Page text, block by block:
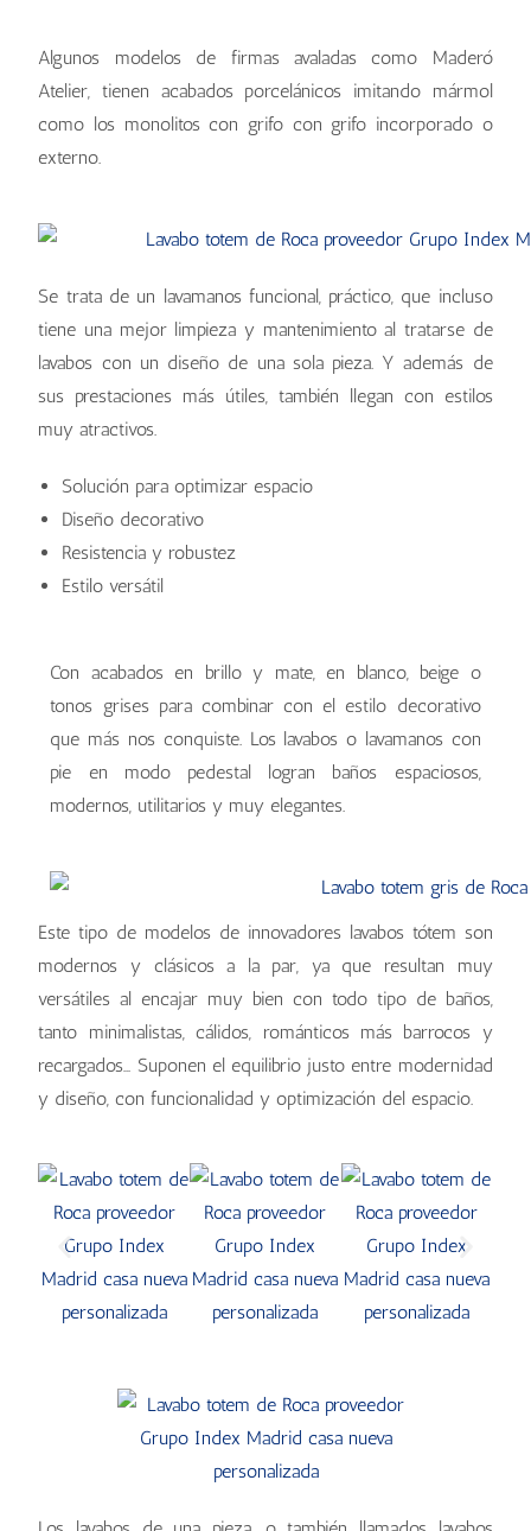
Algunos modelos de firmas avaladas como Maderó
Atelier, tienen acabados porcelánicos imitando mármol
como los monolitos con grifo con grifo incorporado o
externo.
Se trata de un lavamanos funcional, práctico, que incluso
tiene una mejor limpieza y mantenimiento al tratarse de
lavabos con un diseño de una sola pieza. Y además de
sus prestaciones más útiles, también llegan con estilos
muy atractivos.
Solución para optimizar espacio
Diseño decorativo
Resistencia y robustez
Estilo versátil
Con acabados en brillo y mate, en blanco, beige o
tonos grises para combinar con el estilo decorativo
que más nos conquiste. Los lavabos o lavamanos con
pie en modo pedestal logran baños espaciosos,
modernos, utilitarios y muy elegantes.
Este tipo de modelos de innovadores lavabos tótem son
modernos y clásicos a la par, ya que resultan muy
versátiles al encajar muy bien con todo tipo de baños,
tanto minimalistas, cálidos, románticos más barrocos y
recargados… Suponen el equilibrio justo entre modernidad
y diseño, con funcionalidad y optimización del espacio.